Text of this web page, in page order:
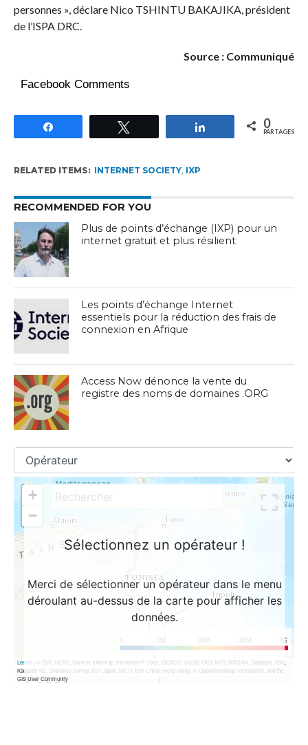
personnes », déclare Nico TSHINTU BAKAJIKA, président
de l’ISPA DRC.
Source : Communiqué
Facebook Comments
Partagez 0
PARTAGES
RELATED ITEMS: INTERNET SOCIETY, IXP
RECOMMENDED FOR YOU
Plus de points d’échange (IXP) pour un
internet gratuit et plus résilient
Les points d’échange Internet
essentiels pour la réduction des frais de
connexion en Afrique
Access Now dénonce la vente du
registre des noms de domaines .ORG